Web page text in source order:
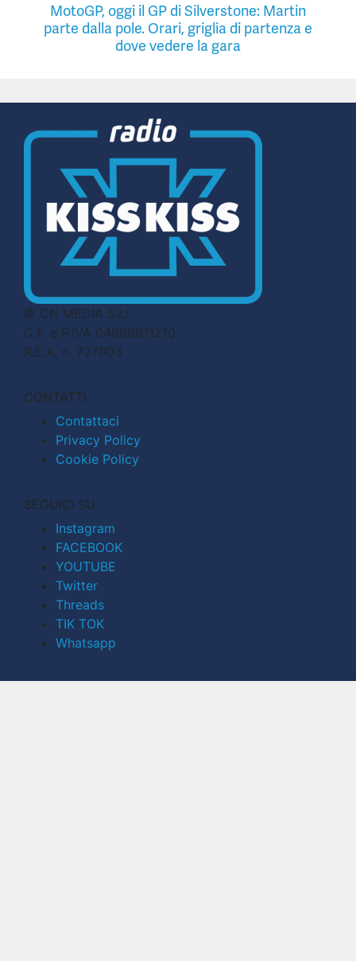
MotoGP, oggi il GP di Silverstone: Martin
parte dalla pole. Orari, griglia di partenza e
dove vedere la gara
© CN MEDIA S.r.l.
C.F. e P.IVA 04998911210
R.E.A. n. 727803
CONTATTI
Contattaci
Privacy Policy
Cookie Policy
SEGUICI SU
Instagram
FACEBOOK
YOUTUBE
Twitter
Threads
TIK TOK
Whatsapp